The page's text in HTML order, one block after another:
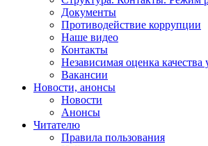
Документы
Противодействие коррупции
Наше видео
Контакты
Независимая оценка качества
Вакансии
Новости, анонсы
Новости
Анонсы
Читателю
Правила пользования